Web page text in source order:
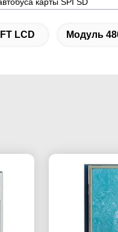
LCD Модуль